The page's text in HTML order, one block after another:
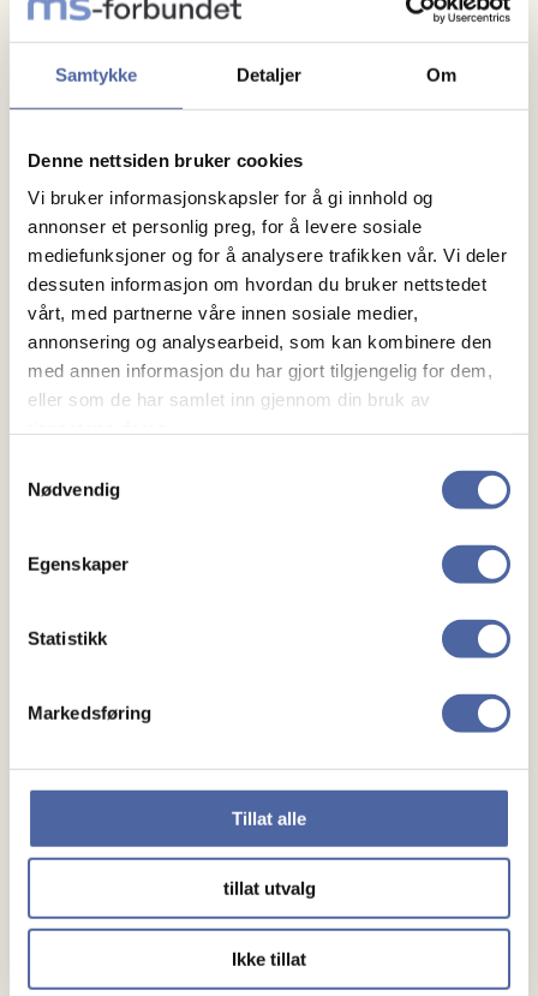
Samtykke Detaljer Om
Denne nettsiden bruker cookies
Vi bruker informasjonskapsler for å gi innhold og
annonser et personlig preg, for å levere sosiale
mediefunksjoner og for å analysere trafikken vår. Vi deler
dessuten informasjon om hvordan du bruker nettstedet
vårt, med partnerne våre innen sosiale medier,
annonsering og analysearbeid, som kan kombinere den
med annen informasjon du har gjort tilgjengelig for dem,
eller som de har samlet inn gjennom din bruk av
Nødvendig
Egenskaper
Statistikk
Markedsføring
Tillat alle
tillat utvalg
Ikke tillat
Dette er en fin anledning til å senke skuldrene, møte
andre i ung-gruppa og ha det trivelig sammen!
Hvor: Jordbærpikene, City Syd.
Egenandel: Gratis for medlemmer.
Viktig informasjon:
Arrangementet er kun for medlemmer i ung-gruppa.
Det er ingen påmelding – det er bare å møte opp!
Vi gleder oss til en sosial og hyggelig kveld sammen.
See you there, honey bear.
Hilsen,
Om MS
Mennesker